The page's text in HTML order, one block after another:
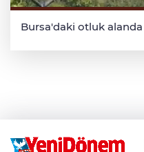
Bursa'daki otluk